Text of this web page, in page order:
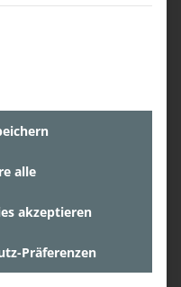
Februar
Türen
exklusiven
zu heißen,
Gruppen, für die
alle
akzeptieren
Präferenzen